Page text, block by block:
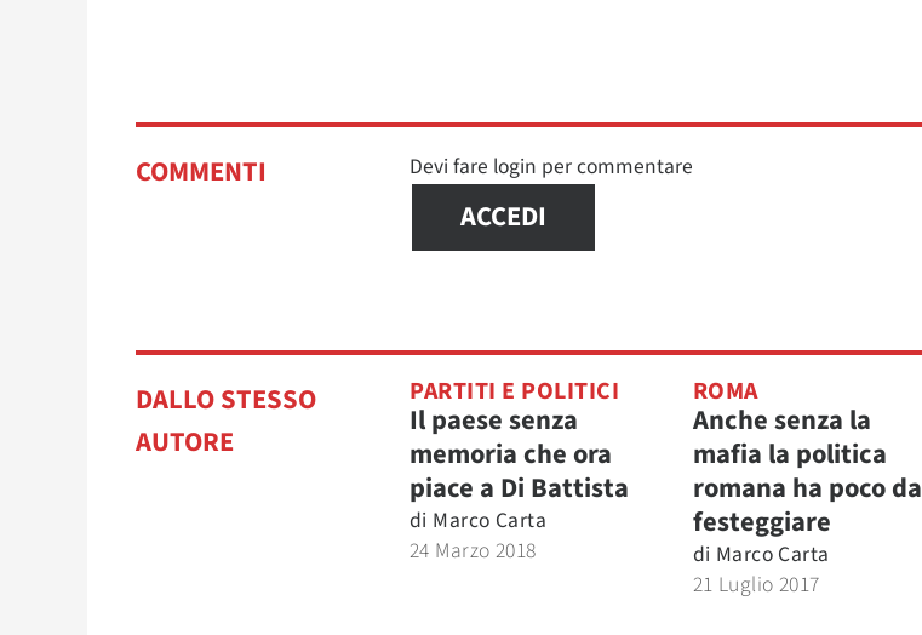
COMMENTI Devi fare login per commentare
ACCEDI
DALLO STESSO
AUTORE
PARTITI E POLITICI
Il paese senza
memoria che ora
piace a Di Battista
di Marco Carta
24 Marzo 2018
ROMA
Anche senza la
mafia la politica
romana ha poco da
festeggiare
di Marco Carta
21 Luglio 2017